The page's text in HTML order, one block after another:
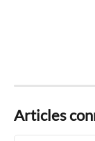
Articles